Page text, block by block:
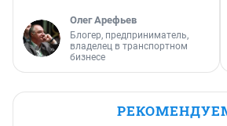
Олег Арефьев
Блогер, предприниматель,
владелец в транспортном
бизнесе